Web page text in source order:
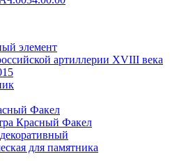
элемент
артиллерии XVIII века
Факел
Красный Факел
для памятника